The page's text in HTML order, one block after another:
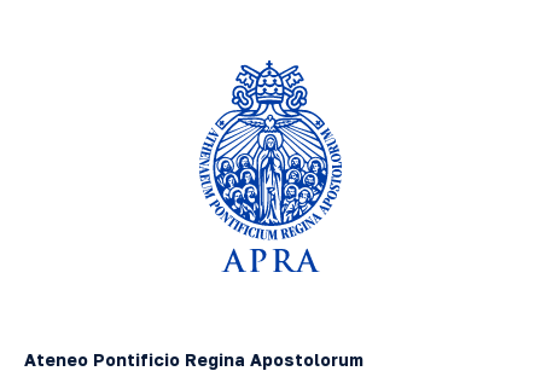
Ateneo Pontificio Regina Apostolorum